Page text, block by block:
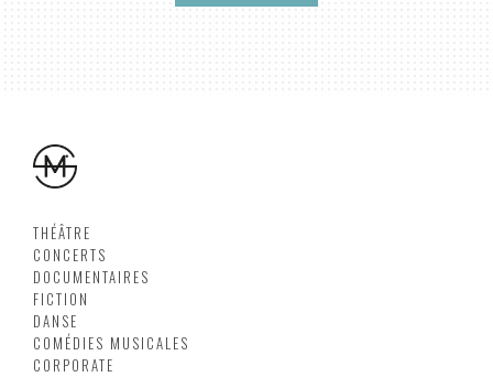
THÉÂTRE
CONCERTS
DOCUMENTAIRES
FICTION
DANSE
COMÉDIES MUSICALES
CORPORATE